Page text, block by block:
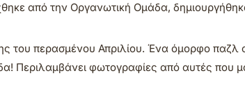
από την Οργανωτική Ομάδα,
του περασμένου Απριλίου. Ένα όμορφο
Περιλαμβάνει φωτογραφίες από αυτές που